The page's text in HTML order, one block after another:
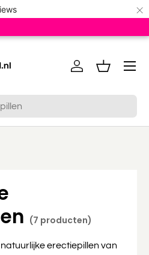
×
InloggenMandje
Menu
(7 producten)
erectiepillen van